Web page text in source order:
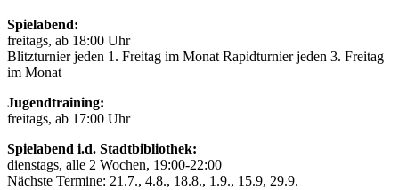
Spielabend:
freitags, ab 18:00 Uhr
Blitzturnier jeden 1. Freitag im Monat Rapidturnier jeden 3. Freitag
im Monat
Jugendtraining:
freitags, ab 17:00 Uhr
Spielabend i.d. Stadtbibliothek:
dienstags, alle 2 Wochen, 19:00-22:00
Nächste Termine: 21.7., 4.8., 18.8., 1.9., 15.9, 29.9.